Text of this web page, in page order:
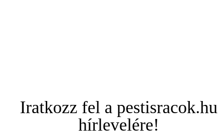
Iratkozz fel a pestisracok.hu
hírlevelére!